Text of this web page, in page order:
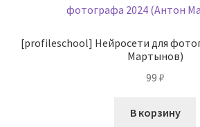
[profileschool] Нейросети для
Мартынов)
99 ₽
В корзину